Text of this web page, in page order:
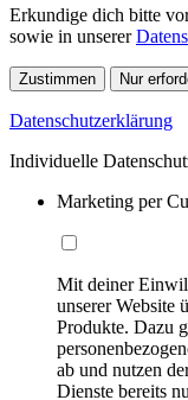
Erkundige dich bitte
sowie in unserer
Zustimmen Nur
Datenschutzerklärung
Individuelle
Marketing per
Mit deiner
unserer Website
Produkte. Dazu
ab und nutzen
Dienste bereits